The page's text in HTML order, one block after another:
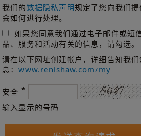
我们的数据隐私声明规定了您向我们
会如何进行处理。
如果您同意我们通过电子邮件或短
品、服务和活动有关的信息，请勾选。
请在以下网址创建帐户，详细告知我
息：www.renishaw.com/my
安全 *
输入显示的号码